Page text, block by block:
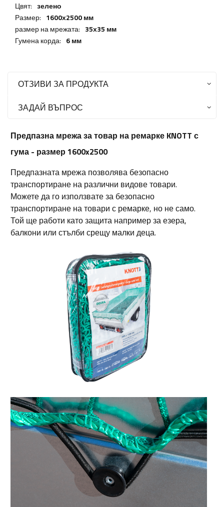
Цвят: зелено
Размер: 1600х2500 мм
размер на мрежата: 35х35 мм
Гумена корда: 6 мм
ОТЗИВИ ЗА ПРОДУКТА
ЗАДАЙ ВЪПРОС
Предпазна мрежа за товар на ремарке KNOTT с
гума - размер 1600x2500
Предпазната мрежа позволява безопасно
транспортиране на различни видове товари.
Можете да го използвате за безопасно
транспортиране на товари с ремарке, но не само.
Той ще работи като защита например за езера,
балкони или стълби срещу малки деца.